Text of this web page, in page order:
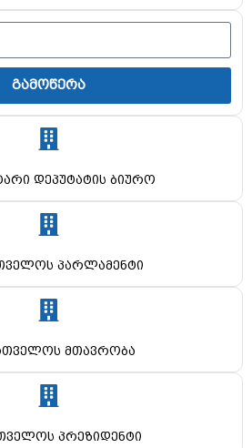
გამოწერა
დეპუტატის ბიურო
პარლამენტი
მთავრობა
პრეზიდენტი